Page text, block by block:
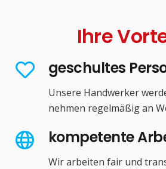
Ihre
geschultes
Unsere Handwerker
nehmen regelmäßig an
kompetente
Wir arbeiten fair und